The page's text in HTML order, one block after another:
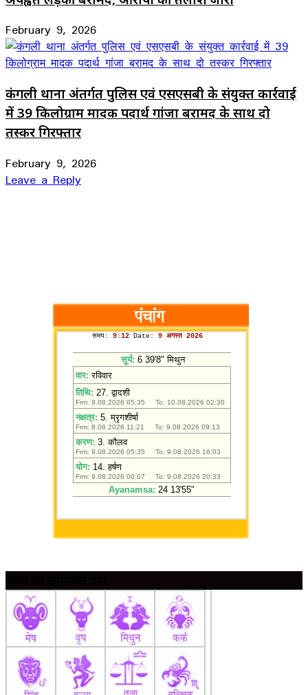
February 9, 2026
कंगली थाना अंतर्गत पुलिस एवं एसएसबी के संयुक्त कार्रवाई
में 39 किलोग्राम मादक पदार्थ गांजा बरामद के साथ दो
तस्कर गिरफ्तार
February 9, 2026
Leave a Reply